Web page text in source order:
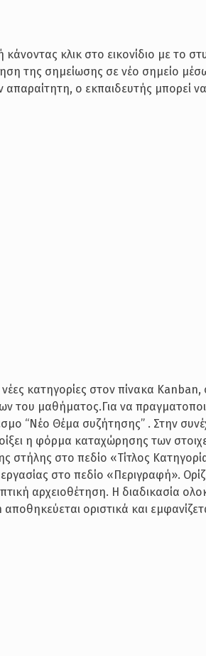
κλικ στο εικονίδιο με το
της σημείωσης σε νέο σημείο
ο εκπαιδευτής μπορεί
κατηγορίες στον πίνακα Kanban,
του μαθήματος.Για να
“Νέο Θέμα συζήτησης” . Στην
η φόρμα καταχώρησης των
στήλης στο πεδίο «Τίτλος
στο πεδίο «Περιγραφή».
αρχειοθέτηση. Η διαδικασία
οριστικά και